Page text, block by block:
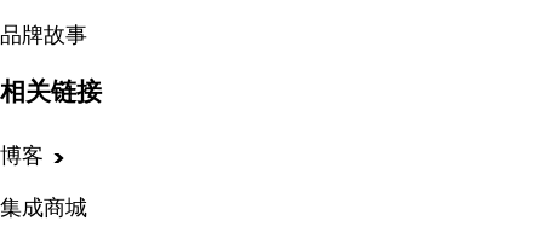
品牌故事
相关链接
博客
集成商城